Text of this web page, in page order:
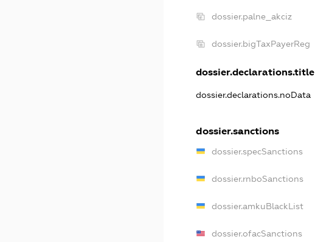
dossier.palne_akciz
dossier.bigTaxPayerReg
dossier.declarations.title
dossier.declarations.noData
dossier.sanctions
dossier.specSanctions
dossier.rnboSanctions
dossier.amkuBlackList
dossier.ofacSanctions